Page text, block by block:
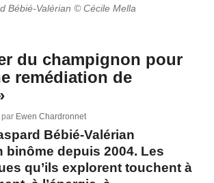
Bébié-Valérian © Cécile Mella
du champignon pour
remédiation de
par Ewen Chardronnet
Bébié-Valérian
binôme depuis 2004. Les
qu’ils explorent touchent à